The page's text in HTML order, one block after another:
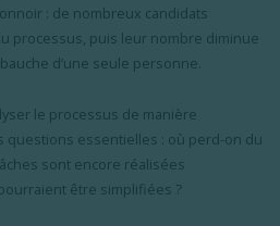
: de nombreux candidats
processus, puis leur nombre diminue
d’une seule personne.
le processus de manière
questions essentielles : où perd-on du
sont encore réalisées
être simplifiées ?